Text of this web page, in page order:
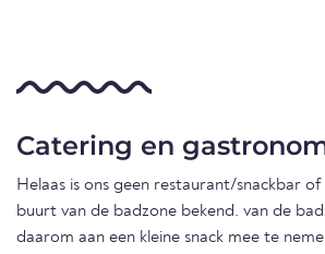
Catering en
Helaas is ons geen restaurant/snackbar
buurt van de badzone bekend. van de
daarom aan een kleine snack mee te